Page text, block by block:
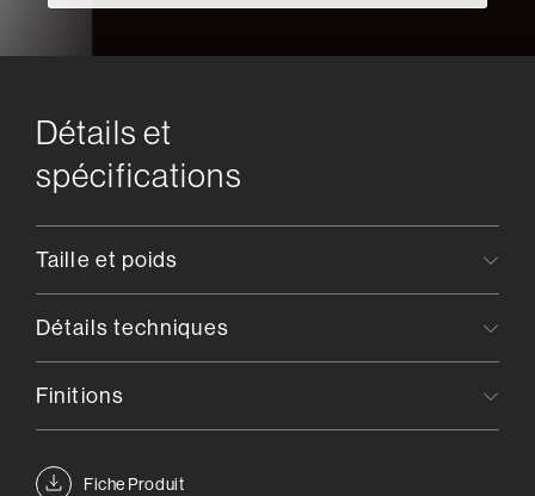
Détails et
spécifications
Fiche Produit
Taille et poids
Détails techniques
Finitions